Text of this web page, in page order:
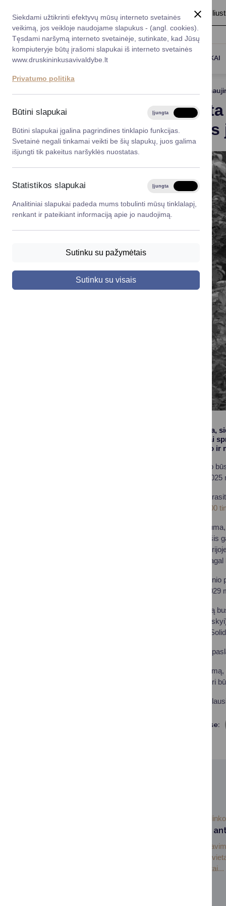
Siekdami užtikrinti efektyvų mūsų interneto svetainės
veikimą, jos veikloje naudojame slapukus - (angl. cookies).
Tęsdami naršymą interneto svetainėje, sutinkate, kad Jūsų
kompiuteryje būtų įrašomi slapukai iš interneto svetainės
www.druskininkusavivaldybe.lt
Privatumo politika
Būtini slapukai Įjungta
Būtini slapukai įgalina pagrindines tinklapio funkcijas.
Svetainė negali tinkamai veikti be šių slapukų, juos galima
išjungti tik pakeitus naršyklės nuostatas.
Statistikos slapukai Įjungta
Analitiniai slapukai padeda mums tobulinti mūsų tinklalapį,
renkant ir pateikiant informaciją apie jo naudojimą.
Sutinku su pažymėtais
Sutinku su visais
Šriftas: A A A Fonas: Taryba Meras
Registruokitės
Vicemerai
Mero patarėja
Administracija
Savivaldybės
Planavimo
Korupcijos
Viešieji
Lygios
Savivaldybės
Finansų
Karjera DUK
DRUSKININKAI
Titulinis Naujienos Bus skirta parama invazinių
Bus
Norinčius
Aplinkos ministerija,
lėšas šiai problemai
gausos reguliavimo
Siekiant įsivertinti šio
šiame projekte, iki
Taip pat klausimyne
Natura 2000
Bendra investicijų
naikinti invazines rūšis
visoje Lietuvos
kompensuojamos
Pagrindinis šio
laikotarpis – 2025-
Įgyvendinant projektą
(Heracleum
kanadinė rykštenė
Bus finansuojamos
Norėdami gauti
įgyvendinti. Planai turi
Jei kyla papildomų
Dalintis soc. tinkluose:
Suteik daiktams
Alytaus regiono
veikia „Mainukas“ –
tinkami naudoti daiktai...